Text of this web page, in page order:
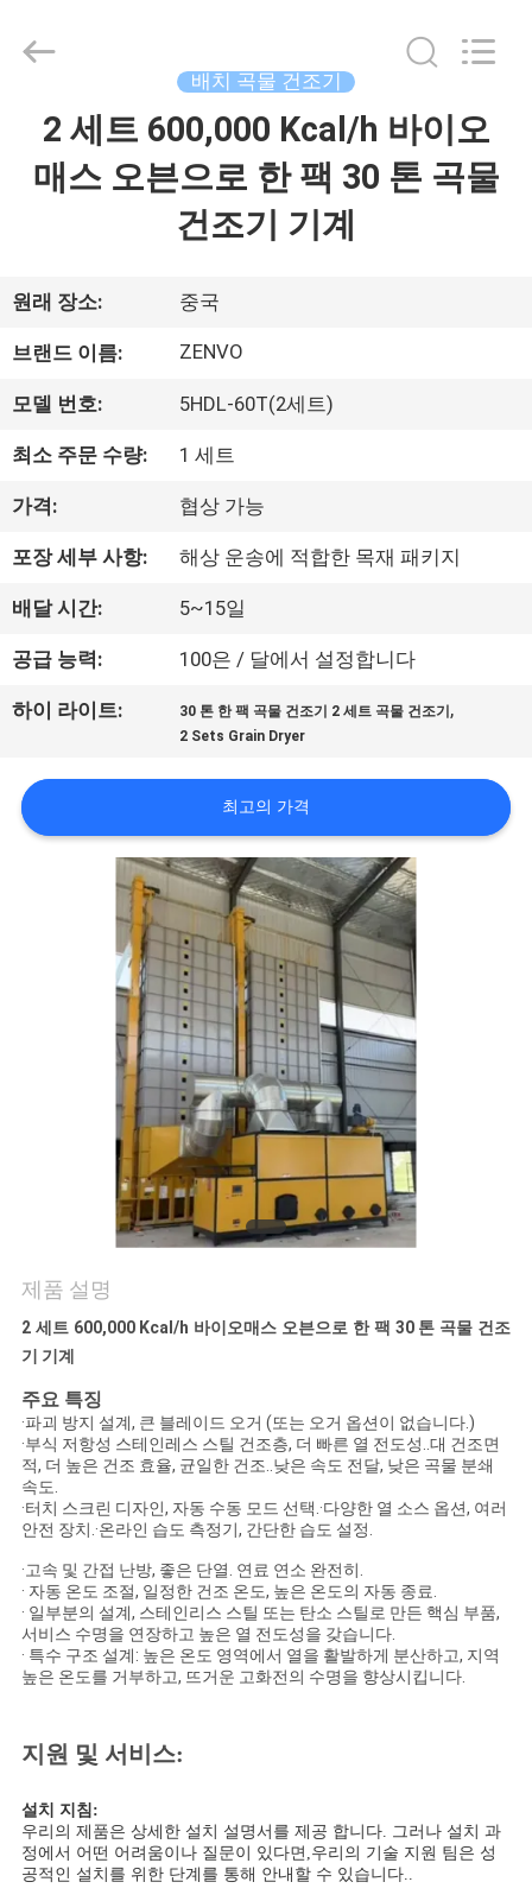
우
리
에
공
장
행
요
뉴
스
인
용
문
을
구
하
세
ANHUI
Reserved.
배치 곡물 건조기
2 세트 600,000 Kcal/h 바이오
매스 오븐으로 한 팩 30 톤 곡물
건조기 기계
원래 장소: 중국
브랜드 이름: ZENVO
모델 번호: 5HDL-60T(2세트)
최소 주문 수량: 1 세트
가격: 협상 가능
포장 세부 사항: 해상 운송에 적합한 목재 패키지
배달 시간: 5~15일
공급 능력: 100은 / 달에서 설정합니다
하이 라이트: 30 톤 한 팩 곡물 건조기 2 세트 곡물 건조기 ,
2 Sets Grain Dryer
최고의 가격
제품 설명
2 세트 600,000 Kcal/h 바이오매스 오븐으로 한 팩 30 톤 곡물 건조
기 기계
주요 특징
·파괴 방지 설계, 큰 블레이드 오거 (또는 오거 옵션이 없습니다.)
·부식 저항성 스테인레스 스틸 건조층, 더 빠른 열 전도성..대 건조면
적, 더 높은 건조 효율, 균일한 건조..낮은 속도 전달, 낮은 곡물 분쇄
속도.
·터치 스크린 디자인, 자동 수동 모드 선택.·다양한 열 소스 옵션, 여러
안전 장치.·온라인 습도 측정기, 간단한 습도 설정.
·고속 및 간접 난방, 좋은 단열. 연료 연소 완전히.
· 자동 온도 조절, 일정한 건조 온도, 높은 온도의 자동 종료.
· 일부분의 설계, 스테인리스 스틸 또는 탄소 스틸로 만든 핵심 부품,
서비스 수명을 연장하고 높은 열 전도성을 갖습니다.
· 특수 구조 설계: 높은 온도 영역에서 열을 활발하게 분산하고, 지역
높은 온도를 거부하고, 뜨거운 고화전의 수명을 향상시킵니다.
지원 및 서비스:
설치 지침:
우리의 제품은 상세한 설치 설명서를 제공 합니다. 그러나 설치 과
정에서 어떤 어려움이나 질문이 있다면,우리의 기술 지원 팀은 성
공적인 설치를 위한 단계를 통해 안내할 수 있습니다..